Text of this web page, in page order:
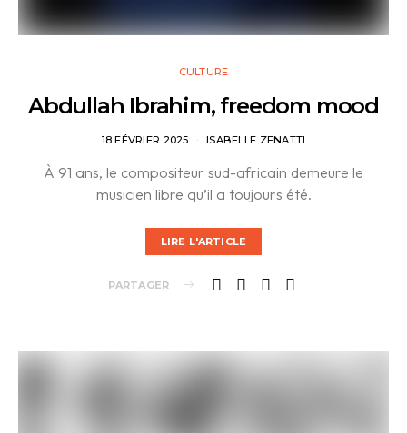
CULTURE
Abdullah Ibrahim, freedom mood
18 FÉVRIER 2025 ISABELLE ZENATTI
À 91 ans, le compositeur sud-africain demeure le
musicien libre qu’il a toujours été.
LIRE L'ARTICLE
PARTAGER